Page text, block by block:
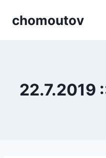
chomoutov
22.7.2019